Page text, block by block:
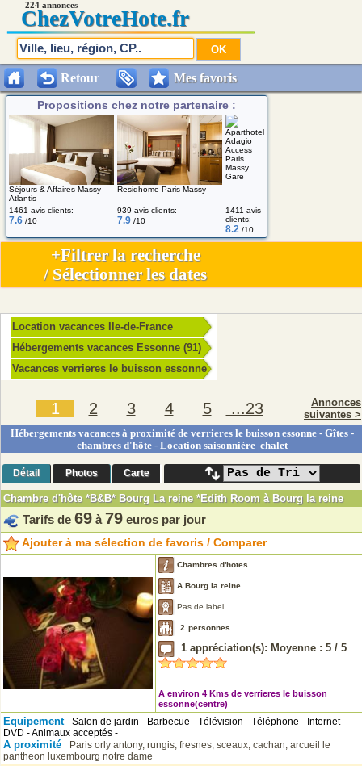
Propositions chez notre partenaire :
Séjours & Affaires Massy
Atlantis
Residhome Paris-Massy
Aparthotel
Adagio
Access
Paris
Massy
Gare
1461 avis clients:
7.6 /10
939 avis clients:
7.9 /10
1411 avis
clients:
8.2 /10
Retour Mes favoris
-224 annonces
ChezVotreHote.fr
Location vacances Ile-de-France
Hébergements vacances Essonne (91)
Vacances verrieres le buisson essonne
1 2 3 4 5 ...23
Annonces
suivantes >
Hébergements vacances à proximité de verrieres le buisson essonne - Gîtes -
chambres d'hôte - Location saisonnière |chalet
Détail Photos Carte
Chambre d'hôte *B&B* Bourg La reine *Edith Room à Bourg la reine
Tarifs de 69 à 79 euros par jour
Ajouter à ma sélection de favoris / Comparer
Chambres d'hotes
A Bourg la reine
Pas de label
2 personnes
1 appréciation(s): Moyenne : 5 / 5
A environ 4 Kms de verrieres le buisson
essonne(centre)
Equipement
Salon de jardin - Barbecue - Télévision - Téléphone - Internet -
DVD - Animaux acceptés -
A proximité Paris orly antony, rungis, fresnes, sceaux, cachan, arcueil
le
pantheon luxembourg notre dame
+Filtrer la recherche
/ Sélectionner les dates